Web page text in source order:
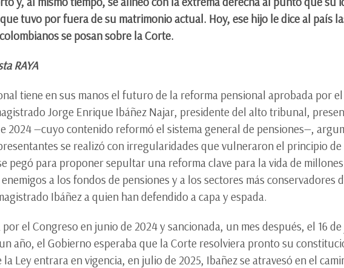
tuvo por fuera de su matrimonio actual. Hoy, ese hijo le dice al país
se posan sobre la Corte.
RAYA
tiene en sus manos el futuro de la reforma pensional aprobada por
Jorge Enrique Ibáñez Najar, presidente del alto tribunal,
2024 —cuyo contenido reformó el sistema general de pensiones—,
se realizó con irregularidades que vulneraron el principio
pegó para proponer sepultar una reforma clave para la vida de
a los fondos de pensiones y a los sectores más conservadores
Ibáñez a quien han defendido a capa y espada.
el Congreso en junio de 2024 y sancionada, un mes después, el 16
año, el Gobierno esperaba que la Corte resolviera pronto su
Ley entrara en vigencia, en julio de 2025, Ibañez se atravesó en el